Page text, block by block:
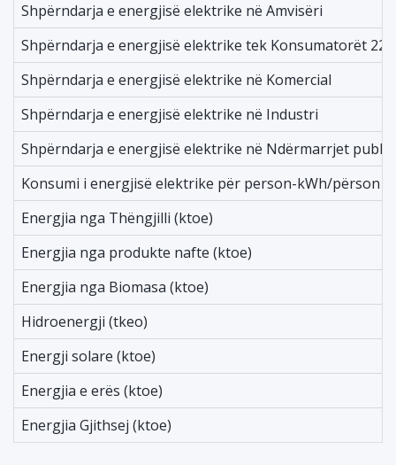
Shpërndarja e energjisë elektrike në Amvisëri
Shpërndarja e energjisë elektrike tek Konsumatorët
Shpërndarja e energjisë elektrike në Komercial
Shpërndarja e energjisë elektrike në Industri
Shpërndarja e energjisë elektrike në Ndërmarrjet
Konsumi i energjisë elektrike për person-kWh/përson
Energjia nga Thëngjilli (ktoe)
Energjia nga produkte nafte (ktoe)
Energjia nga Biomasa (ktoe)
Hidroenergji (tkeo)
Energji solare (ktoe)
Energjia e erës (ktoe)
Energjia Gjithsej (ktoe)